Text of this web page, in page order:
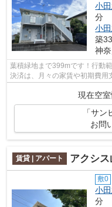
小
分
小
築
神
葉積緑地まで399mです！行動
決済は、月々の家賃や初期費用
現在空室
「サ
お問
賃貸 | アパート アクシス
敷0
小
分